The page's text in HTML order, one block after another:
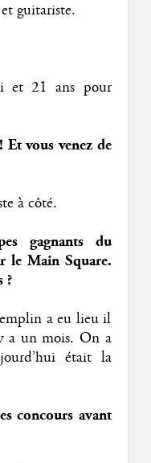
guitariste.
et 21 ans pour
vous venez de
à côté.
gagnants du
le Main Square.
?
a eu lieu il
a un mois. On a
était la
concours avant